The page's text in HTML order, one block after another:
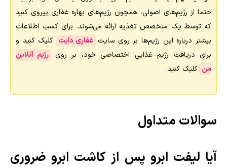
حتما از رژیم‌های اصولی، همچون رژیم‌های بهاره غفاری پیروی کنید
که توسط یک متخصص تغذیه ارائه می‌شوند. برای کسب اطلاعات
بیشتر درباره این رژیم‌ها بر روی سایت غفاری دایت کلیک کنید و
برای دریافت رژیم غذایی اختصاصی خود، بر روی
رژیم آنلاین
من کلیک کنید.
سوالات متداول
آیا لیفت ابرو پس از کاشت ابرو ضروری